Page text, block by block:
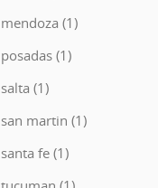
mendoza (1)
posadas (1)
salta (1)
san martin (1)
santa fe (1)